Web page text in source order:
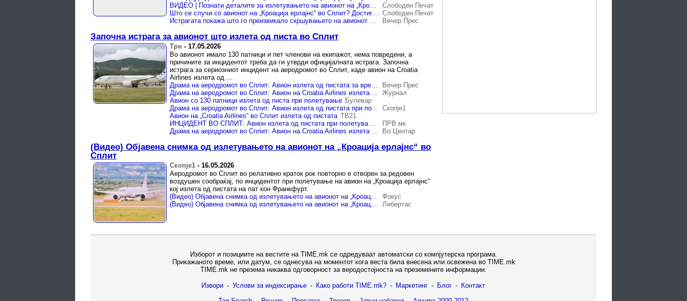
ВИДЕО | Познати деталите за излетувањето на авионот на „Кроација ерлајнс“ во Сплит — обновен е воздушниот сообраќај до и од Сплит
Слободен Печат
Што се случи со авионот на „Кроација ерлајнс“ во Сплит? Достигна 242 километри на час на пистата, но не полета Слободен Печат
Истрагата покажа што го преизвикало скршувањето на авионот на „Кроација ерлајнс“ од пистата – воздушниот сообраќај до и од Сплит е обновен
Вечер Прес
Започна истрага за авионот што излета од писта во Сплит
Трн - 17.05.2026
Во авионот имало 130 патници и пет членови на екипажот, нема повредени, а
причините за инцидентот треба да ги утврди официјалната истрага. Започна
истрага за сериозниот инцидент на аеродромот во Сплит, каде авион на Croatia
Airlines излета од ...
Драма на аеродромот во Сплит: Авион излета од пистата за време на полетувањето – причината за инцидентот се уште е непозната
Вечер Прес
Драма на аеродромот во Сплит: Авион на Croatia Airlines излета од пистата при полетување Журнал
Авион со 130 патници излета од писта при полетување Булевар
Драма на аеродромот во Сплит: Авион излета од пистата при полетување Скопје1
Авион на „Croatia Airlines“ во Сплит излета од пистата ТВ21
ИНЦИДЕНТ ВО СПЛИТ: Авион излета од пистата при полетување - еве што се случило!
ПРВ.мк
Драма на аеродромот во Сплит: Авион на Croatia Airlines излета од пистата при полетување
Во Центар
(Видео) Објавена снимка од излетувањето на авионот на „Кроација ерлајнс“ во
Сплит
Скопје1 - 16.05.2026
Аеродромот во Сплит во релативно краток рок повторно е отворен за редовен
воздушен сообраќај, по инцидентот при полетување на авион на „Кроација ерлајнс“
кој излета од пистата на пат кон Франкфурт.
(Видео) Објавена снимка од излетувањето на авионот на „Кроација ерлајнс“ во Сплит
Фокус
(Видео) Објавена снимка од излетувањето на авионот на „Кроација ерлајнс“ во Сплит
Либертас
Изборот и позициите на вестите на TIME.mk се одредуваат автоматски со компјутерска програма.
Прикажаното време, или датум, се однесува на моментот кога веста била внесена или освежена во TIME.mk
TIME.mk не презема никаква одговорност за веродостојноста на преземените информации.
Извори - Услови за индексирање - Како работи TIME.mk? - Маркетинг - Блог - Контакт